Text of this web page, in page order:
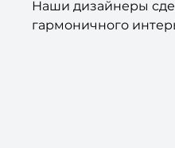
Наши дизайнеры
гармоничного